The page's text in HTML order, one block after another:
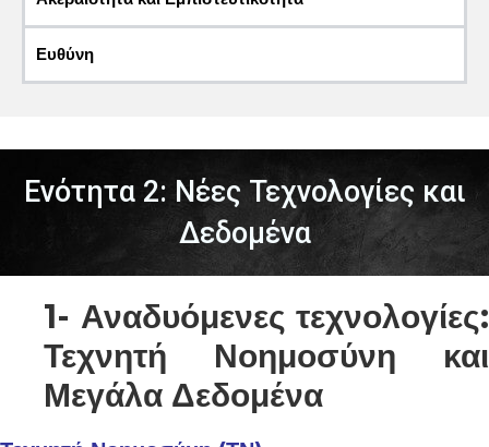
Ευθύνη
Ενότητα 2: Νέες Τεχνολογίες και
Δεδομένα
1- Αναδυόμενες τεχνολογίες:
Τεχνητή Νοημοσύνη και
Μεγάλα Δεδομένα